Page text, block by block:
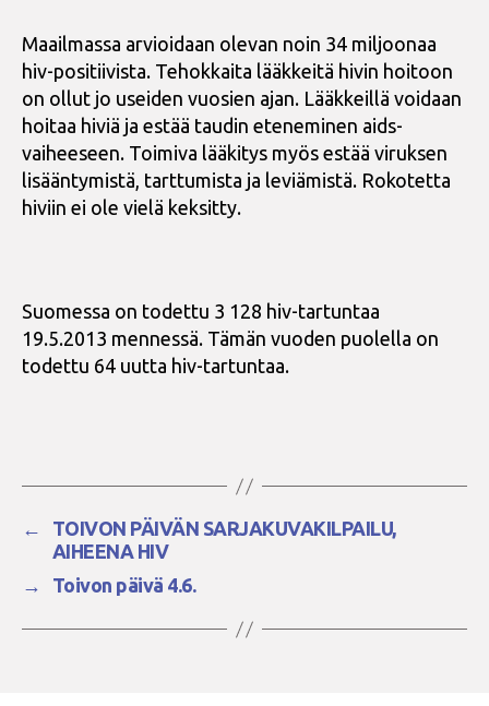
Maailmassa arvioidaan olevan noin 34 miljoonaa
hiv-positiivista. Tehokkaita lääkkeitä hivin hoitoon
on ollut jo useiden vuosien ajan. Lääkkeillä voidaan
hoitaa hiviä ja estää taudin eteneminen aids-
vaiheeseen. Toimiva lääkitys myös estää viruksen
lisääntymistä, tarttumista ja leviämistä. Rokotetta
hiviin ei ole vielä keksitty.
Suomessa on todettu 3 128 hiv-tartuntaa
19.5.2013 mennessä. Tämän vuoden puolella on
todettu 64 uutta hiv-tartuntaa.
←
TOIVON PÄIVÄN SARJAKUVAKILPAILU,
AIHEENA HIV
→
Toivon päivä 4.6.